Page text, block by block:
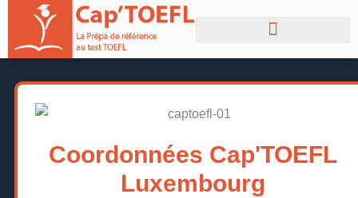
contenu
Coordonnées Cap'TOEFL
Luxembourg